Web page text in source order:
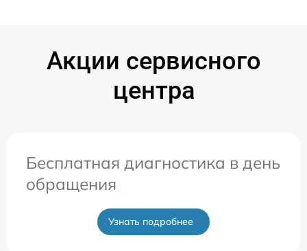
Акции сервисного
центра
Бесплатная диагностика в день
обращения
Узнать подробнее